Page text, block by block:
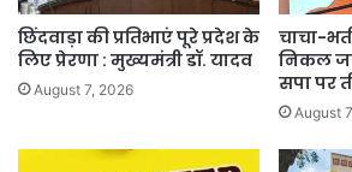
छिंदवाड़ा की प्रतिभाएं पूरे प्रदेश के
लिए प्रेरणा : मुख्यमंत्री डॉ. यादव
August 7, 2026
चाचा-
निकल
सपा पर
August